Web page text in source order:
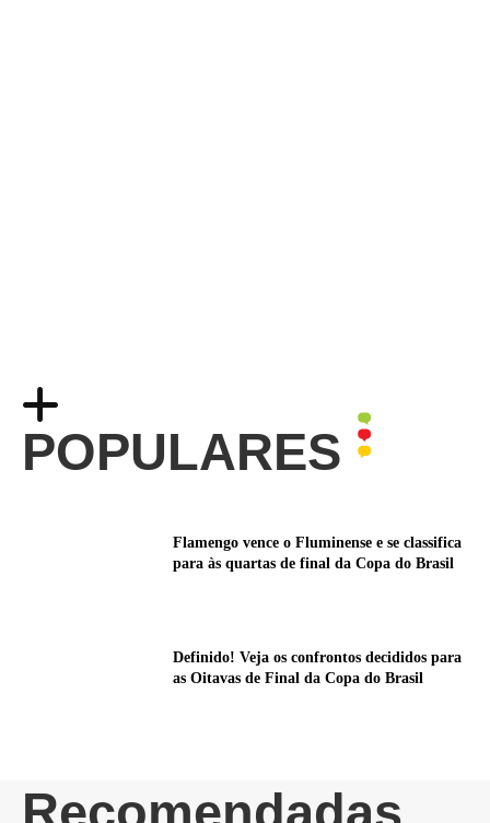
POPULARES
Flamengo vence o Fluminense e se classifica
para às quartas de final da Copa do Brasil
Definido! Veja os confrontos decididos para
as Oitavas de Final da Copa do Brasil